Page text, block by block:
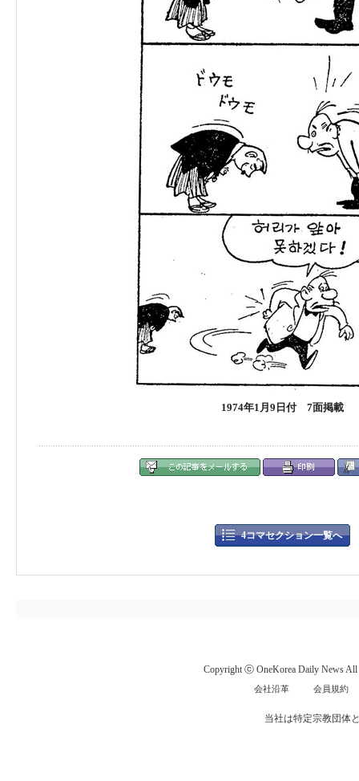
1974年1月9日付 7面掲載
4コマセクション一覧へ
Copyright ⓒ OneKorea Daily News All
会社沿革 会員規約
当社は特定宗教団体